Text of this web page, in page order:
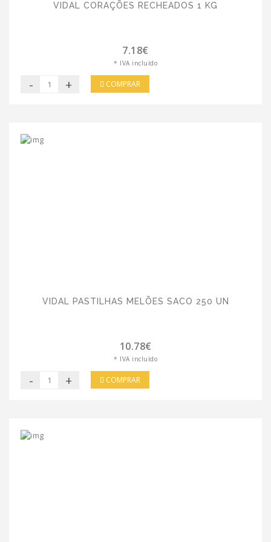
VIDAL CORAÇÕES RECHEADOS 1 KG
7.18€
* IVA incluído
- + COMPRAR
VIDAL PASTILHAS MELÕES SACO 250 UN
10.78€
* IVA incluído
- + COMPRAR